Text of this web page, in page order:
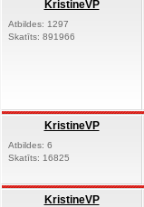
KristineVP
Atbildes: 1297
Skatīts: 891966
KristineVP
Atbildes: 6
Skatīts: 16825
KristineVP